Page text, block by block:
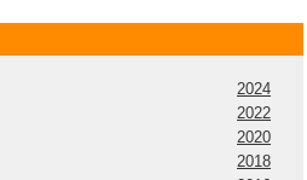
2024
2022
2020
2018